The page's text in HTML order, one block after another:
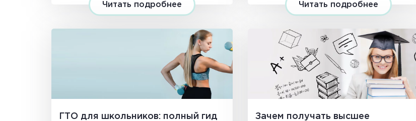
Читать подробнее Читать подробнее
ГТО для школьников: полный гид
Зачем получать высшее